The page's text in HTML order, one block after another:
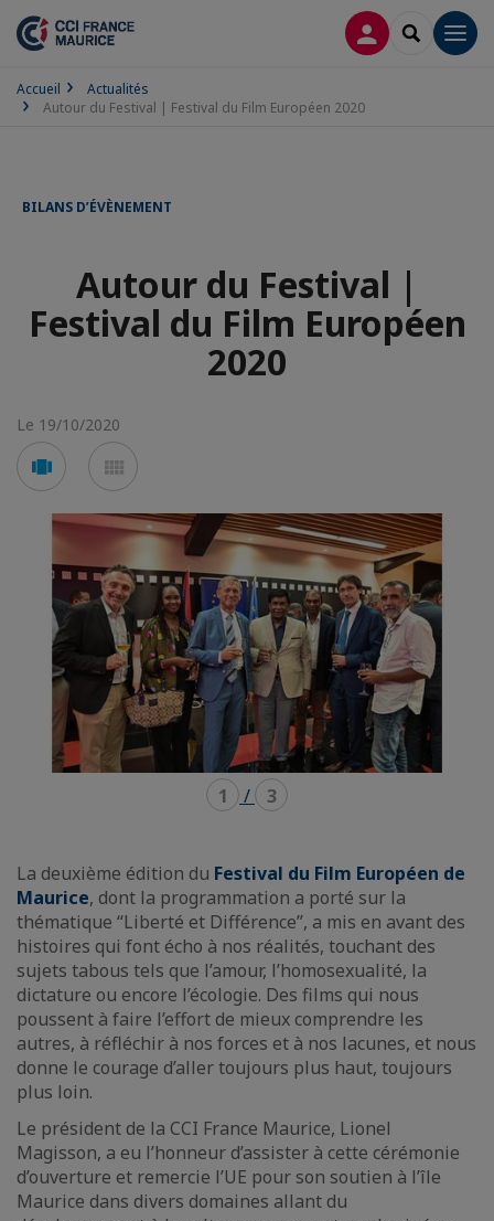
CONNEXION
Accueil
Actualités
Autour du Festival | Festival du Film Européen 2020
BILANS D’ÉVÈNEMENT
Autour du Festival |
Festival du Film Européen
2020
Le 19/10/2020
Voir
en
carousel
en
mosaïque
1 / 3
La deuxième édition du Festival du Film Européen de
Maurice, dont la programmation a porté sur la
thématique “Liberté et Différence”, a mis en avant des
histoires qui font écho à nos réalités, touchant des
sujets tabous tels que l’amour, l’homosexualité, la
dictature ou encore l’écologie. Des films qui nous
poussent à faire l’effort de mieux comprendre les
autres, à réfléchir à nos forces et à nos lacunes, et nous
donne le courage d’aller toujours plus haut, toujours
plus loin.
Le président de la CCI France Maurice, Lionel
Magisson, a eu l’honneur d’assister à cette cérémonie
d’ouverture et remercie l’UE pour son soutien à l’île
Maurice dans divers domaines allant du